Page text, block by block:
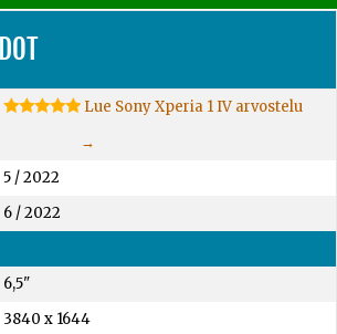
Lue Sony Xperia 1 IV arvostelu
→
5 / 2022
6 / 2022
6,5"
3840 x 1644